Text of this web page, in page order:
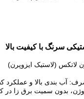
سرنگ با کیفیت بالا